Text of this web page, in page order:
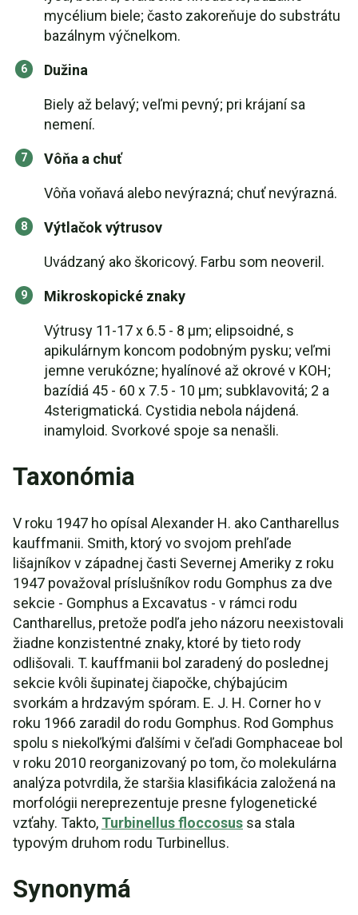
mycélium biele; často zakoreňuje do substrátu
bazálnym výčnelkom.
Dužina
Biely až belavý; veľmi pevný; pri krájaní sa
nemení.
Vôňa a chuť
Vôňa voňavá alebo nevýrazná; chuť nevýrazná.
Výtlačok výtrusov
Uvádzaný ako škoricový. Farbu som neoveril.
Mikroskopické znaky
Výtrusy 11-17 x 6.5 - 8 µm; elipsoidné, s
apikulárnym koncom podobným pysku; veľmi
jemne verukózne; hyalínové až okrové v KOH;
bazídiá 45 - 60 x 7.5 - 10 µm; subklavovitá; 2 a
4sterigmatická. Cystidia nebola nájdená.
inamyloid. Svorkové spoje sa nenašli.
Taxonómia
V roku 1947 ho opísal Alexander H. ako Cantharellus
kauffmanii. Smith, ktorý vo svojom prehľade
lišajníkov v západnej časti Severnej Ameriky z roku
1947 považoval príslušníkov rodu Gomphus za dve
sekcie - Gomphus a Excavatus - v rámci rodu
Cantharellus, pretože podľa jeho názoru neexistovali
žiadne konzistentné znaky, ktoré by tieto rody
odlišovali. T. kauffmanii bol zaradený do poslednej
sekcie kvôli šupinatej čiapočke, chýbajúcim
svorkám a hrdzavým spóram. E. J. H. Corner ho v
roku 1966 zaradil do rodu Gomphus. Rod Gomphus
spolu s niekoľkými ďalšími v čeľadi Gomphaceae bol
v roku 2010 reorganizovaný po tom, čo molekulárna
analýza potvrdila, že staršia klasifikácia založená na
morfológii nereprezentuje presne fylogenetické
vzťahy. Takto, Turbinellus floccosus sa stala
typovým druhom rodu Turbinellus.
Synonymá